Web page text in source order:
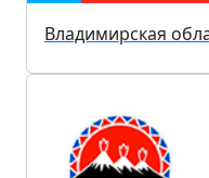
Владимирская